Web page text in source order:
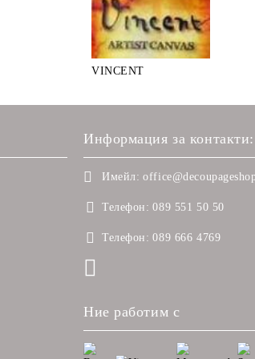
VINCENT
Информация за контакти:
Имейл:
Телефон: 089 551 50 50
Телефон: 089 666 4769
Ние работим с